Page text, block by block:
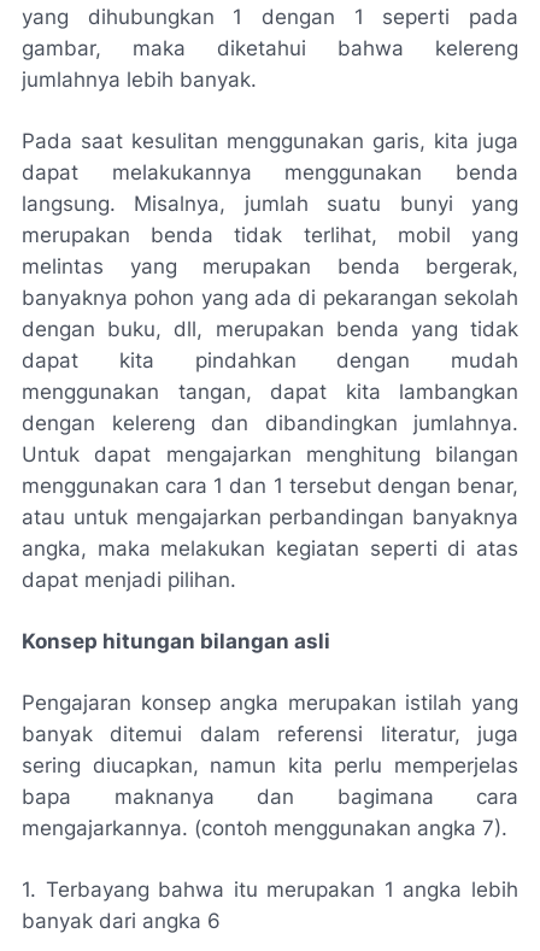
yang dihubungkan 1 dengan 1 seperti pada
gambar, maka diketahui bahwa kelereng
jumlahnya lebih banyak.
Pada saat kesulitan menggunakan garis, kita juga
dapat melakukannya menggunakan benda
langsung. Misalnya, jumlah suatu bunyi yang
merupakan benda tidak terlihat, mobil yang
melintas yang merupakan benda bergerak,
banyaknya pohon yang ada di pekarangan sekolah
dengan buku, dll, merupakan benda yang tidak
dapat kita pindahkan dengan mudah
menggunakan tangan, dapat kita lambangkan
dengan kelereng dan dibandingkan jumlahnya.
Untuk dapat mengajarkan menghitung bilangan
menggunakan cara 1 dan 1 tersebut dengan benar,
atau untuk mengajarkan perbandingan banyaknya
angka, maka melakukan kegiatan seperti di atas
dapat menjadi pilihan.
Konsep hitungan bilangan asli
Pengajaran konsep angka merupakan istilah yang
banyak ditemui dalam referensi literatur, juga
sering diucapkan, namun kita perlu memperjelas
bapa maknanya dan bagimana cara
mengajarkannya. (contoh menggunakan angka 7).
1. Terbayang bahwa itu merupakan 1 angka lebih
banyak dari angka 6